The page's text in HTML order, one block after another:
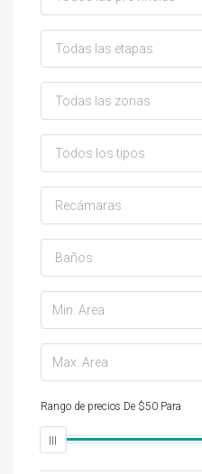
Todas las etapas
Todas las zonas
Todos los tipos
Recámaras
Baños
Rango de precios De $50 Para